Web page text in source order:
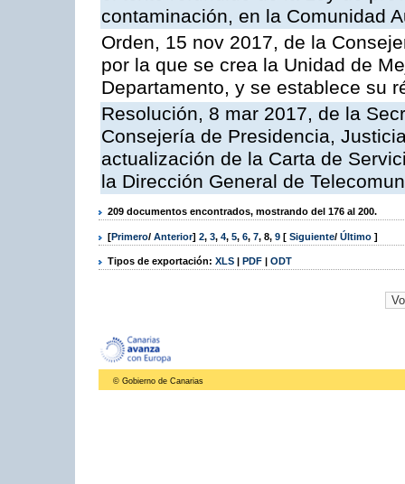
contaminación, en la Comunidad
Orden, 15 nov 2017, de la
por la que se crea la Unidad de
Departamento, y se establece su
Resolución, 8 mar 2017, de la
Consejería de Presidencia,
actualización de la Carta de
la Dirección General de
209 documentos encontrados, mostrando del 176 al 200.
[Primero/ Anterior] 2, 3, 4, 5, 6, 7, 8, 9 [ Siguiente/ Último ]
Tipos de exportación: XLS | PDF | ODT
© Gobierno de Canarias